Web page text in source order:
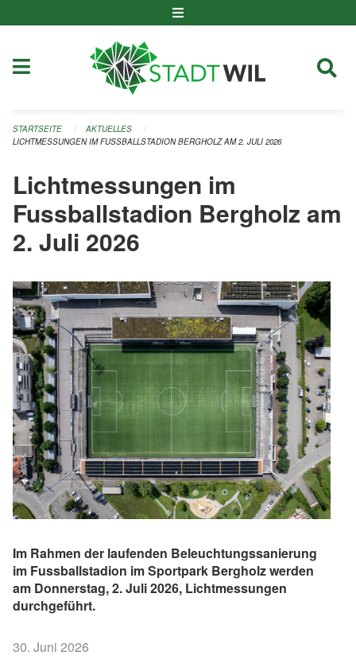
STARTSEITE
AKTUELLES
LICHTMESSUNGEN IM FUSSBALLSTADION BERGHOLZ AM 2. JULI 2026
Lichtmessungen im
Fussballstadion Bergholz am
2. Juli 2026
Im Rahmen der laufenden Beleuchtungssanierung
im Fussballstadion im Sportpark Bergholz werden
am Donnerstag, 2. Juli 2026, Lichtmessungen
durchgeführt.
30. Juni 2026